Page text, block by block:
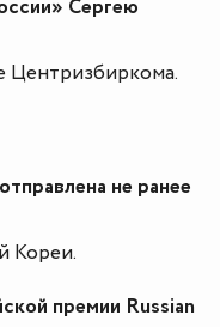
Сергею
Центризбиркома.
не ранее
Кореи.
премии Russian